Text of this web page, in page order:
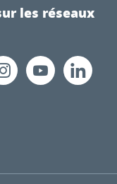
les réseaux